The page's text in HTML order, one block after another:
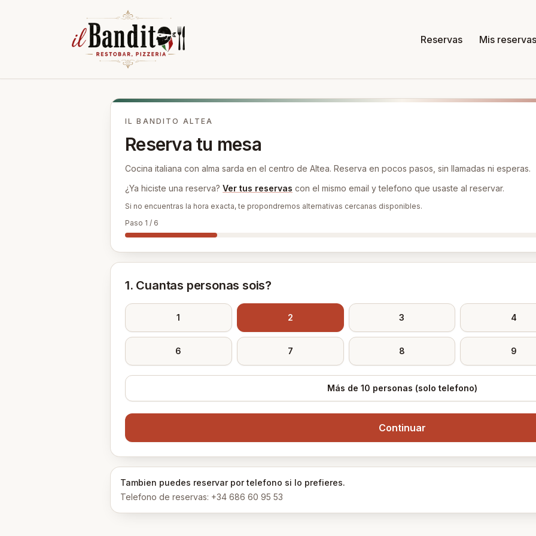
Reservas Mis
IL BANDITO ALTEA
Reserva tu mesa
Cocina italiana con alma sarda en el centro de Altea. Reserva en pocos pasos, sin llamadas ni esperas.
¿Ya hiciste una reserva? Ver tus reservas con el mismo email y telefono que usaste al reservar.
Si no encuentras la hora exacta, te propondremos alternativas cercanas disponibles.
Paso 1 / 6
1. Cuantas personas sois?
1 2 3 4
6 7 8 9
Más de 10 personas (solo telefono)
Continuar
Tambien puedes reservar por telefono si lo prefieres.
Telefono de reservas: +34 686 60 95 53